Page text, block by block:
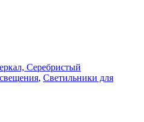
Серебристый
, Светильники для